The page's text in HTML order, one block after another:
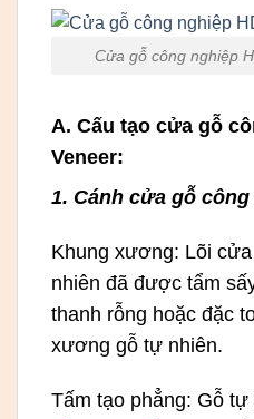
Cửa gỗ công nghiệp
A. Cấu tạo cửa gỗ
Veneer:
1. Cánh cửa gỗ
Khung xương: Lõi
nhiên đã được tẩm
thanh rỗng hoặc đặc
xương gỗ tự nhiên.
Tấm tạo phẳng: Gỗ